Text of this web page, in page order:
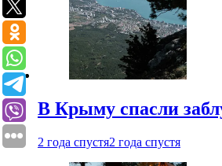
В Крыму спасли
2 года спустя2 года спустя